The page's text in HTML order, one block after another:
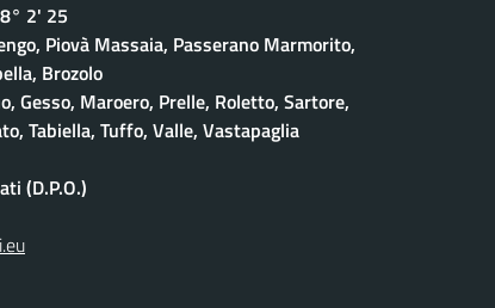
8° 2' 25
Piovà Massaia, Passerano Marmorito,
Brozolo
Gesso, Maroero, Prelle, Roletto, Sartore,
Tabiella, Tuffo, Valle, Vastapaglia
(D.P.O.)